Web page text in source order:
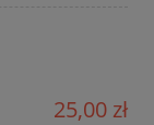
25,00 zł